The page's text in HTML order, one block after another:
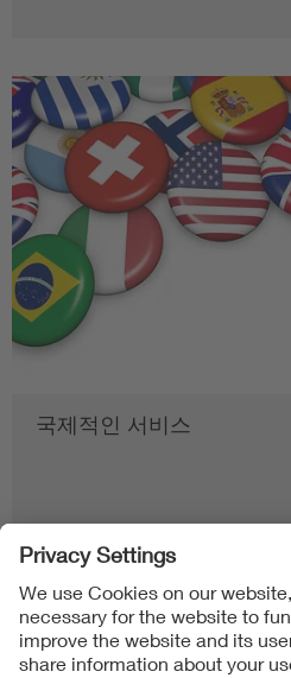
국제적인 서비스
Follow us on